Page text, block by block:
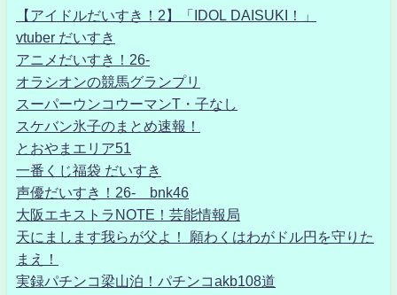
【アイドルだいすき！2】「IDOL DAISUKI！」
vtuber だいすき
アニメだいすき！26-
オラシオンの競馬グランプリ
スーパーウンコウーマンT・子なし
スケバン氷子のまとめ速報！
とおやまエリア51
一番くじ福袋 だいすき
声優だいすき！26- bnk46
大阪エキストラNOTE！芸能情報局
天にまします我らが父よ！ 願わくはわがドル円を守りた
まえ！
実録パチンコ梁山泊！パチンコakb108道